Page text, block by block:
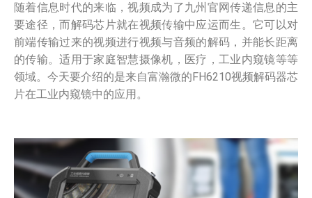
随着信息时代的来临，视频成为了九州官网传递信息的主
要途径，而解码芯片就在视频传输中应运而生。它可以对
前端传输过来的视频进行视频与音频的解码，并能长距离
的传输。适用于家庭智慧摄像机，医疗，工业内窥镜等等
领域。今天要介绍的是来自富瀚微的FH6210视频解码器芯
片在工业内窥镜中的应用。